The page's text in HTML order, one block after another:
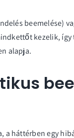
beemelése)
kezelik,
alapja.
a háttérben egy